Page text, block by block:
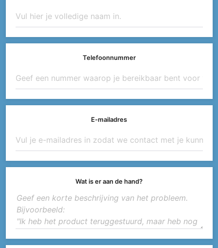
Telefoonnummer
E-mailadres
Wat is er aan de hand?